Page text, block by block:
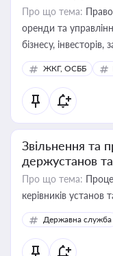
Про що тема:
оренди та
бізнесу, інвесторів,
ЖКГ, ОСББ
Звільнення та
держустанов
Про що тема:
керівників установ
Державна служба